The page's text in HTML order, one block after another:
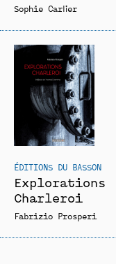
Sophie Carlier
ÉDITIONS DU BASSON
Explorations
Charleroi
Fabrizio Prosperi